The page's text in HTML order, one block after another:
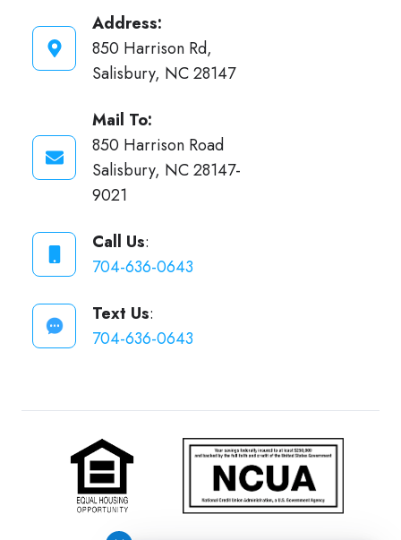
Address:
850 Harrison Rd,
Salisbury, NC 28147
Mail To:
850 Harrison Road
Salisbury, NC 28147-
9021
Call Us:
704-636-0643
Text Us:
704-636-0643